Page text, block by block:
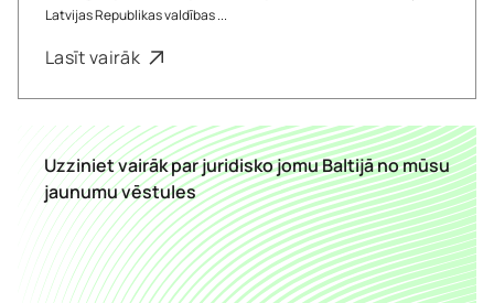
Latvijas Republikas valdības ...
Lasīt vairāk
Uzziniet vairāk par juridisko jomu Baltijā no mūsu
jaunumu vēstules